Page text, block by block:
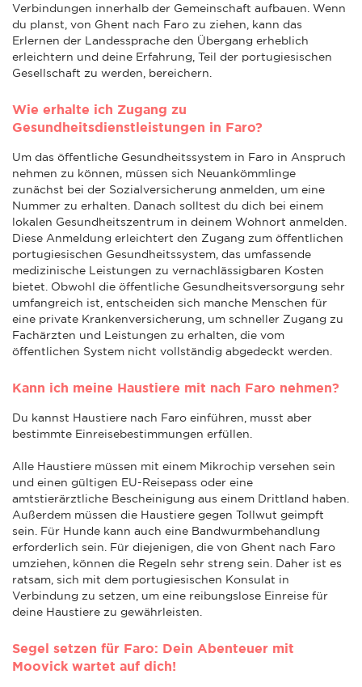
Verbindungen innerhalb der Gemeinschaft aufbauen. Wenn
du planst, von Ghent nach Faro zu ziehen, kann das
Erlernen der Landessprache den Übergang erheblich
erleichtern und deine Erfahrung, Teil der portugiesischen
Gesellschaft zu werden, bereichern.
Wie erhalte ich Zugang zu
Gesundheitsdienstleistungen in Faro?
Um das öffentliche Gesundheitssystem in Faro in Anspruch
nehmen zu können, müssen sich Neuankömmlinge
zunächst bei der Sozialversicherung anmelden, um eine
Nummer zu erhalten. Danach solltest du dich bei einem
lokalen Gesundheitszentrum in deinem Wohnort anmelden.
Diese Anmeldung erleichtert den Zugang zum öffentlichen
portugiesischen Gesundheitssystem, das umfassende
medizinische Leistungen zu vernachlässigbaren Kosten
bietet. Obwohl die öffentliche Gesundheitsversorgung sehr
umfangreich ist, entscheiden sich manche Menschen für
eine private Krankenversicherung, um schneller Zugang zu
Fachärzten und Leistungen zu erhalten, die vom
öffentlichen System nicht vollständig abgedeckt werden.
Kann ich meine Haustiere mit nach Faro nehmen?
Du kannst Haustiere nach Faro einführen, musst aber
bestimmte Einreisebestimmungen erfüllen.
Alle Haustiere müssen mit einem Mikrochip versehen sein
und einen gültigen EU-Reisepass oder eine
amtstierärztliche Bescheinigung aus einem Drittland haben.
Außerdem müssen die Haustiere gegen Tollwut geimpft
sein. Für Hunde kann auch eine Bandwurmbehandlung
erforderlich sein. Für diejenigen, die von Ghent nach Faro
umziehen, können die Regeln sehr streng sein. Daher ist es
ratsam, sich mit dem portugiesischen Konsulat in
Verbindung zu setzen, um eine reibungslose Einreise für
deine Haustiere zu gewährleisten.
Segel setzen für Faro: Dein Abenteuer mit
Moovick wartet auf dich!